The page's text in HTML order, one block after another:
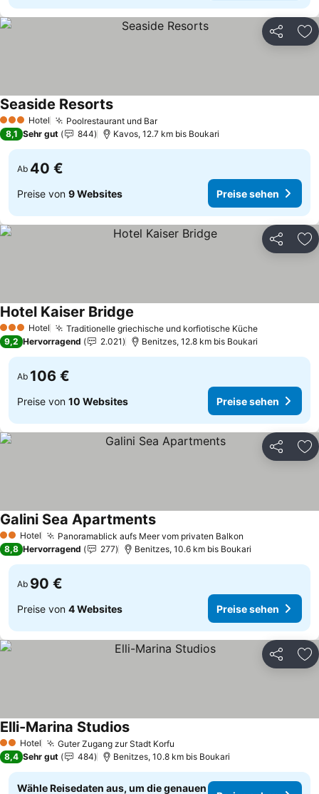
Teilen
3 SterneHotel Poolrestaurant und Bar
Seaside Resorts
8,1 Sehr gut 844 Kavos, 12.7 km bis Boukari
Ab 40 €
Preise von 9 Websites Preise sehen
Teilen
3 SterneHotel Traditionelle griechische und korfiotische Küche
Hotel Kaiser Bridge
9,2 Hervorragend 2.021 Benitzes, 12.8 km bis Boukari
Ab 106 €
Preise von 10 Websites Preise sehen
Teilen
2 Sterne
Hotel Panoramablick aufs Meer vom privaten Balkon
Galini Sea Apartments
8,8 Hervorragend 277 Benitzes, 10.6 km bis Boukari
Ab 90 €
Preise von 4 Websites Preise sehen
Teilen
2 Sterne
Hotel Guter Zugang zur Stadt Korfu
Elli-Marina Studios
8,4 Sehr gut 484 Benitzes, 10.8 km bis Boukari
Wähle Reisedaten aus, um die genauen